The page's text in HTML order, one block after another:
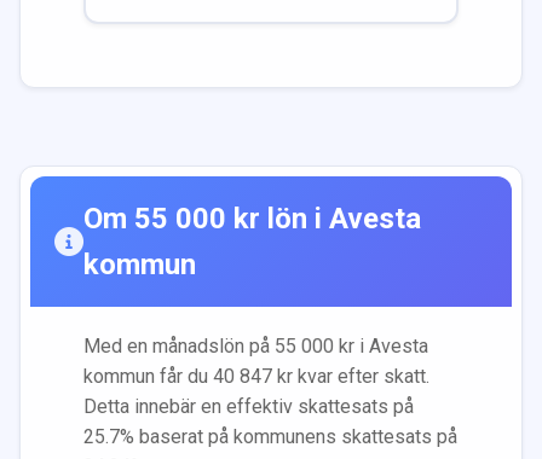
Om 55 000 kr lön i Avesta
kommun
Med en månadslön på 55 000 kr i Avesta
kommun får du 40 847 kr kvar efter skatt.
Detta innebär en effektiv skattesats på
25.7% baserat på kommunens skattesats på